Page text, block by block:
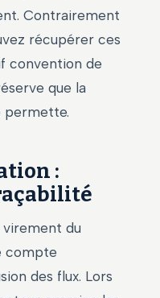
Contrairement
récupérer ces
convention de
que la
permette.
:
virement du
compte
des flux. Lors